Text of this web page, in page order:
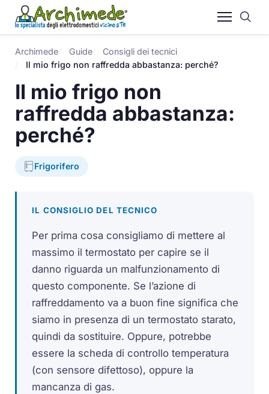
Archimede Guide
Consigli dei tecnici
Il mio frigo non raffredda abbastanza: perché?
Il mio frigo non
raffredda abbastanza:
perché?
Frigorifero
IL CONSIGLIO DEL TECNICO
Per prima cosa consigliamo di mettere al
massimo il termostato per capire se il
danno riguarda un malfunzionamento di
questo componente. Se l’azione di
raffreddamento va a buon fine significa che
siamo in presenza di un termostato starato,
quindi da sostituire. Oppure, potrebbe
essere la scheda di controllo temperatura
(con sensore difettoso), oppure la
mancanza di gas.